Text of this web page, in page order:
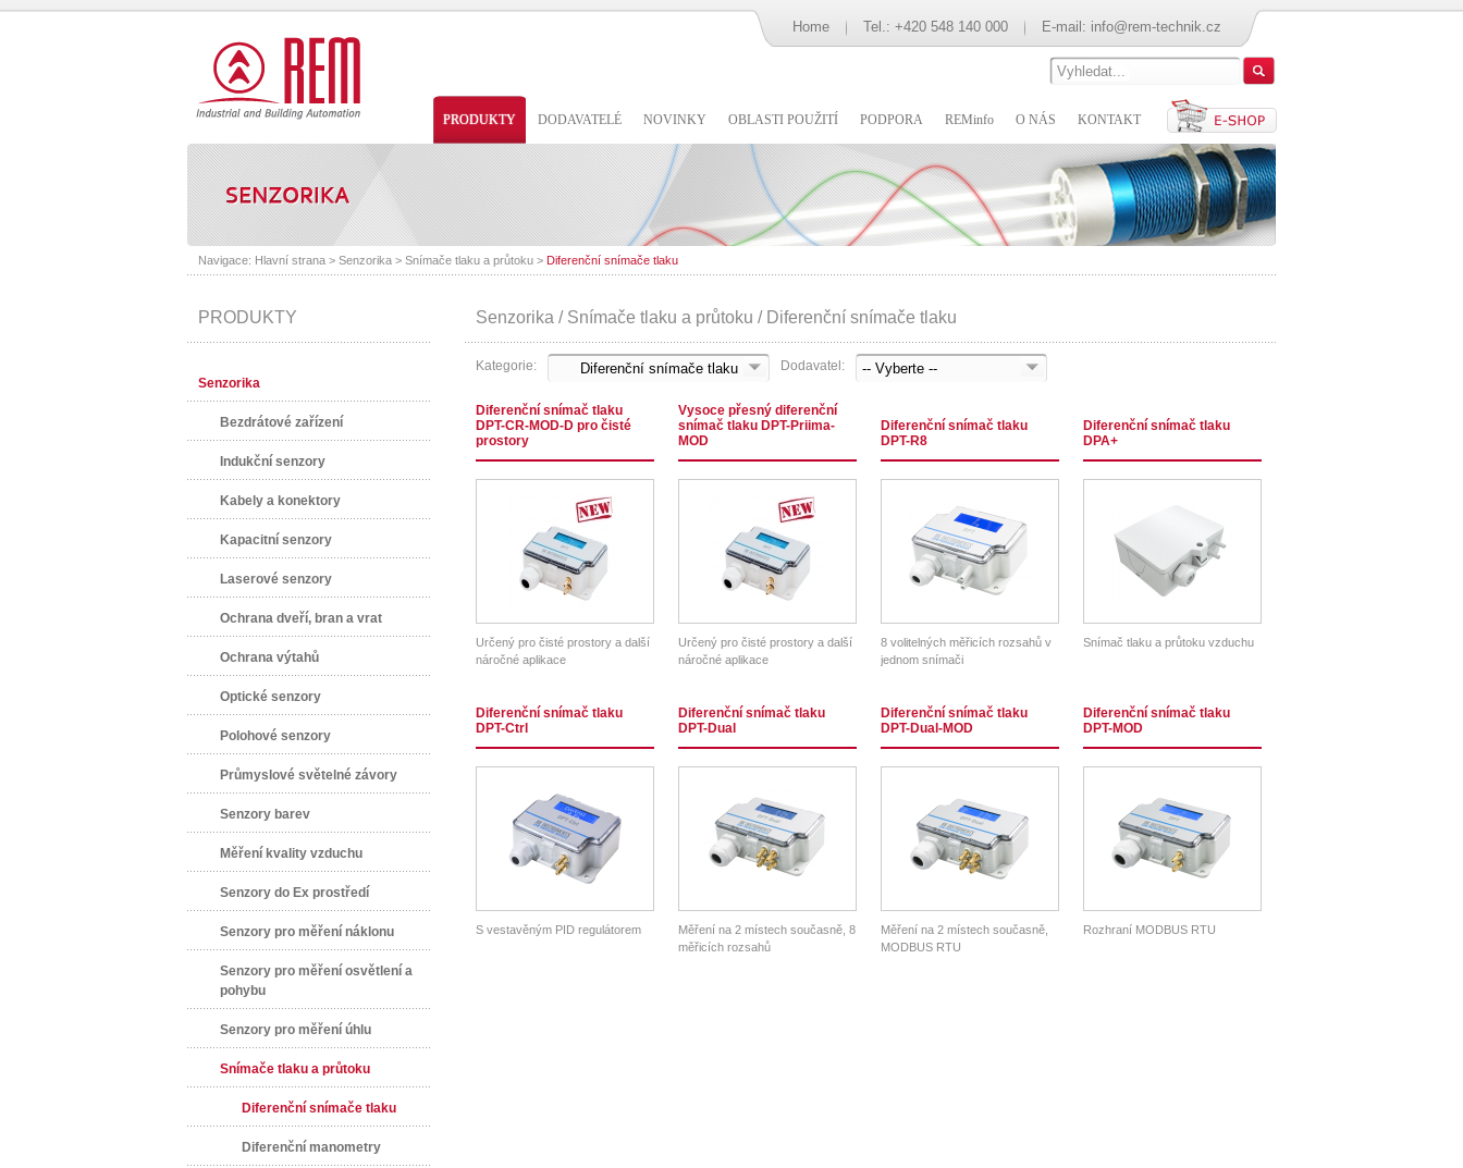
Home Tel.: +420 548 140 000 E-mail: info@rem-technik.cz
PRODUKTY DODAVATELÉ NOVINKY OBLASTI POUŽITÍ PODPORA REMinfo O NÁS KONTAKT
Navigace: Hlavní strana> Senzorika> Snímače tlaku a průtoku> Diferenční snímače tlaku
PRODUKTY
Senzorika
Bezdrátové zařízení
Indukční senzory
Kabely a konektory
Kapacitní senzory
Laserové senzory
Ochrana dveří, bran a vrat
Ochrana výtahů
Optické senzory
Polohové senzory
Průmyslové světelné závory
Senzory barev
Měření kvality vzduchu
Senzory do Ex prostředí
Senzory pro měření náklonu
Senzory pro měření osvětlení a
pohybu
Senzory pro měření úhlu
Snímače tlaku a průtoku
Diferenční snímače tlaku
Diferenční manometry
Senzorika / Snímače tlaku a průtoku / Diferenční snímače tlaku
Kategorie: Dodavatel:
Diferenční snímač tlaku
DPT-CR-MOD-D pro čisté
prostory
Určený pro čisté prostory a další
náročné aplikace
Vysoce přesný diferenční
snímač tlaku DPT-Priima-
MOD
Určený pro čisté prostory a další
náročné aplikace
Diferenční snímač tlaku
DPT-R8
8 volitelných měřicích rozsahů v
jednom snímači
Diferenční snímač tlaku
DPA+
Snímač tlaku a průtoku vzduchu
Diferenční snímač tlaku
DPT-Ctrl
S vestavěným PID regulátorem
Diferenční snímač tlaku
DPT-Dual
Měření na 2 místech současně, 8
měřicích rozsahů
Diferenční snímač tlaku
DPT-Dual-MOD
Měření na 2 místech současně,
MODBUS RTU
Diferenční snímač tlaku
DPT-MOD
Rozhraní MODBUS RTU